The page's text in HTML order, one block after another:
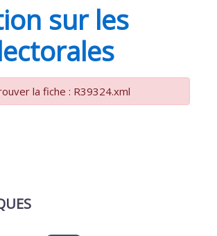
sur les
la fiche : R39324.xml